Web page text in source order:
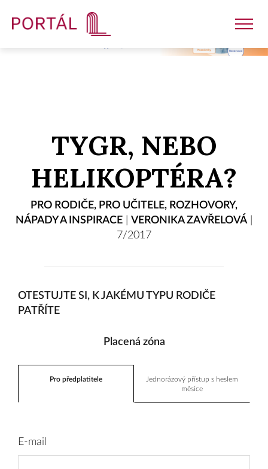
Časopisy
Semináře
E-shop
TYGR, NEBO
HELIKOPTÉRA?
PRO RODIČE, PRO UČITELE, ROZHOVORY,
NÁPADY A INSPIRACE
VERONIKA ZAVŘELOVÁ
7/2017
OTESTUJTE SI, K JAKÉMU TYPU RODIČE
PATŘÍTE
Placená zóna
Pro předplatitele
Jednorázový přístup s heslem
měsíce
E-mail